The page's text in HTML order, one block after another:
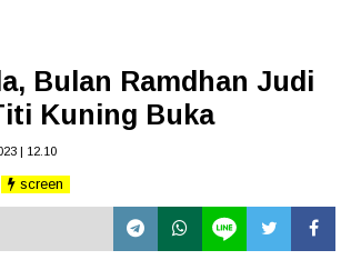
Bulan Ramdhan Judi
Kuning Buka
| 12.10
screen